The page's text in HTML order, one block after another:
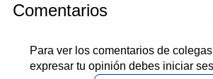
Comentarios
Para ver los comentarios de
expresar tu opinión debes iniciar